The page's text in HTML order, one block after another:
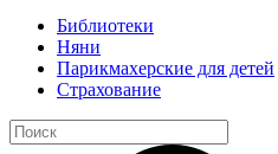
Библиотеки
Няни
Парикмахерские для детей
Страхование